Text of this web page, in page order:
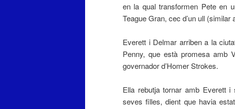
en la qual transformen Pete en
Teague Gran, cec d’un ull (similar
Everett i Delmar arriben a la
Penny, que està promesa amb
governador d’Homer Strokes.
Ella rebutja tornar amb Everett
seves filles, dient que havia